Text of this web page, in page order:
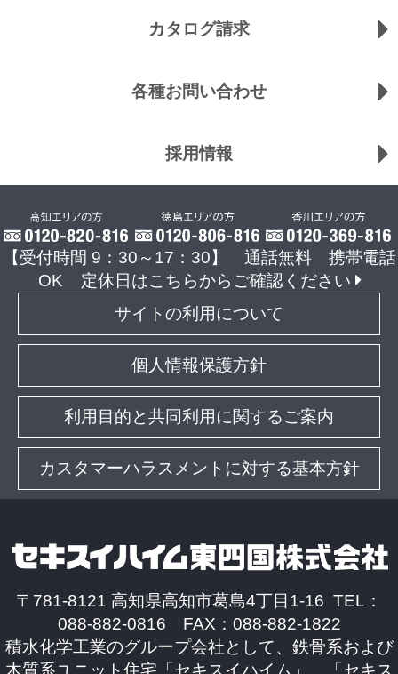
カタログ請求
各種お問い合わせ
採用情報
【受付時間 9：30～17：30】 通話無料 携帯電話
OK
定休日はこちらからご確認ください
サイトの利用について
個人情報保護方針
利用目的と共同利用に関するご案内
カスタマーハラスメントに対する基本方針
〒781-8121 高知県高知市葛島4丁目1-16 TEL：
088-882-0816 FAX：088-882-1822
積水化学工業のグループ会社として、鉄骨系および
木質系ユニット住宅「セキスイハイム」、「セキス